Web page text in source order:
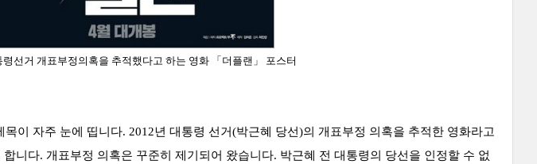
령선거 개표부정의혹을 추적했다고 하는 영화 「 더플랜」 포스터
목이 자주 눈에 띱니다. 2012년 대통령 선거(박근혜 당선)의 개표부정 의혹을 추적한 영화라고
니다. 개표부정 의혹은 꾸준히 제기되어 왔습니다. 박근혜 전 대통령의 당선을 인정할 수 없